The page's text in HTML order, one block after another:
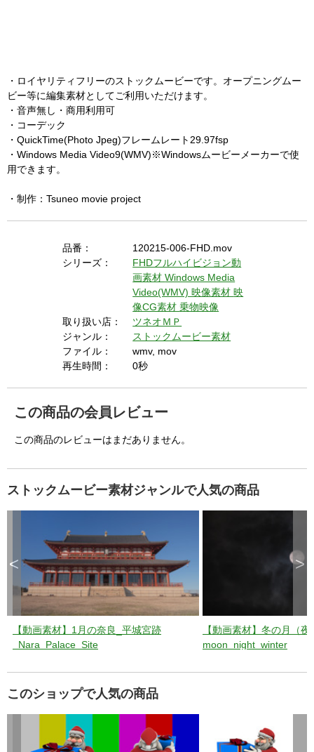
・ロイヤリティフリーのストックムービーです。オープニングムー
ビー等に編集素材としてご利用いただけます。
・音声無し・商用利用可
・コーデック
・QuickTime(Photo Jpeg)フレームレート29.97fsp
・Windows Media Video9(WMV)※Windowsムービーメーカーで使
用できます。
・制作：Tsuneo movie project
品番：
120215-006-FHD.mov
シリーズ：
FHDフルハイビジョン動
画素材Windows Media
Video(WMV) 映像素材映
像CG素材乗物映像
取り扱い店：
ツネオＭＰ
ジャンル：
ストックムービー素材
ファイル：
wmv, mov
再生時間：
0秒
この商品の会員レビュー
この商品のレビューはまだありません。
ストックムービー素材ジャンルで人気の商品
【動画素材】1月の奈良_平城宮跡
_Nara_Palace_Site
【動画素材】冬の月（夜
moon_night_winter
< >
このショップで人気の商品